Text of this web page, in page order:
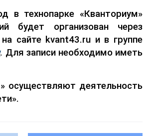
в технопарке «Кванториум»
будет организован через
сайте kvant43.ru и в группе
. Для записи необходимо иметь
осуществляют деятельность